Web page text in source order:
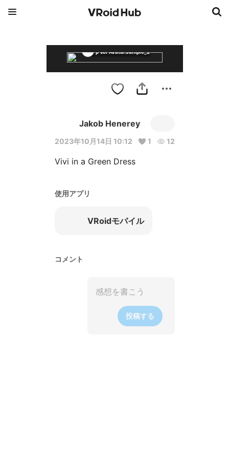
β Ver AvatarSample_2
Jakob Henerey
2023年10月14日 10:12 1 12
Vivi in a Green Dress
使用アプリ
VRoidモバイル
コメント
投稿する